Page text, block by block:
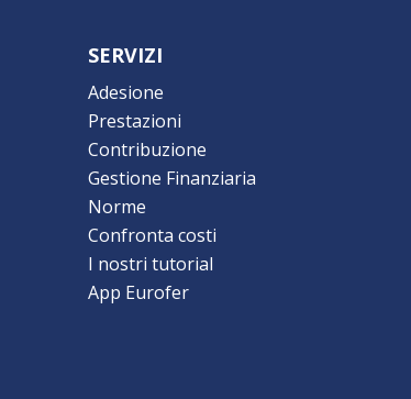
SERVIZI
Adesione
Prestazioni
Contribuzione
Gestione Finanziaria
Norme
Confronta costi
I nostri tutorial
App Eurofer